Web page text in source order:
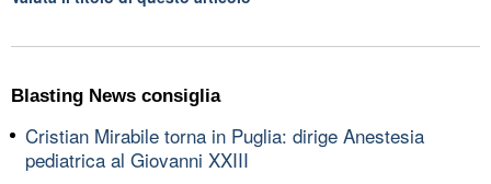
Blasting News consiglia
Cristian Mirabile torna in Puglia: dirige Anestesia
pediatrica al Giovanni XXIII